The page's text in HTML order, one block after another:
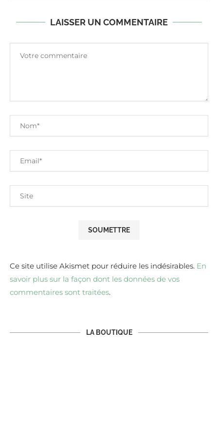
LAISSER UN COMMENTAIRE
Ce site utilise Akismet pour réduire les indésirables. En
savoir plus sur la façon dont les données de vos
commentaires sont traitées.
LA BOUTIQUE